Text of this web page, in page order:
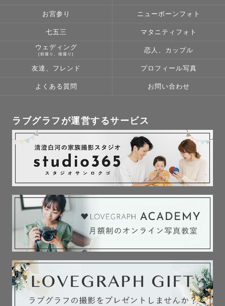
お宮参り ニューボーンフォト
七五三 マタニティフォト
ウェディング
(前撮り、後撮り)
恋人、カップル
友達、フレンド プロフィール写真
よくある質問 お問い合わせ
ラブグラフが運営するサービス